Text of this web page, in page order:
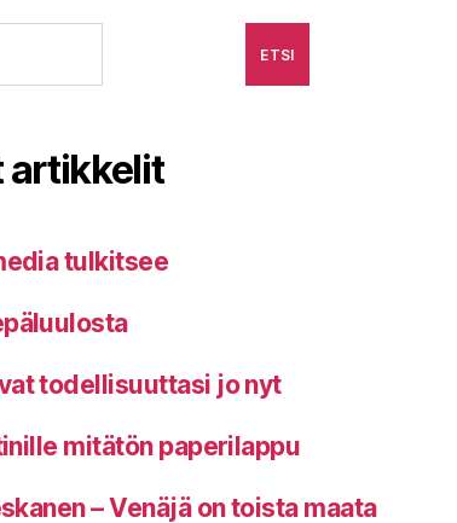
ETSI
artikkelit
tulkitsee
todellisuuttasi jo nyt
mitätön paperilappu
– Venäjä on toista maata